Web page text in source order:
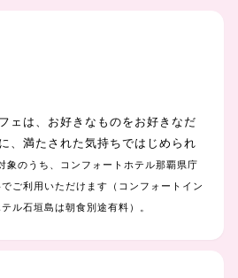
ェは、お好きなものをお好きなだ
、満たされた気持ちではじめられ
象のうち、コンフォートホテル那覇県庁
ご利用いただけます（コンフォートイン
ル石垣島は朝食別途有料）。